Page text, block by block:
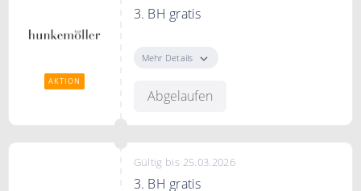
AKTION
3. BH gratis
Mehr Details
Abgelaufen
Gültig bis 25.03.2026
3. BH gratis